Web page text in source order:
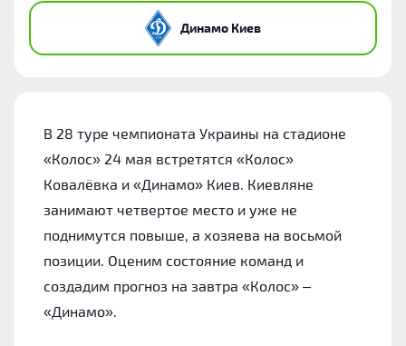
Динамо Киев
В 28 туре чемпионата Украины на стадионе
«Колос» 24 мая встретятся «Колос»
Ковалёвка и «Динамо» Киев. Киевляне
занимают четвертое место и уже не
поднимутся повыше, а хозяева на восьмой
позиции. Оценим состояние команд и
создадим прогноз на завтра «Колос» –
«Динамо».